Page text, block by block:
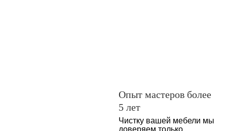
Опыт мастеров более
5 лет
Чистку вашей мебели мы
доверяем только